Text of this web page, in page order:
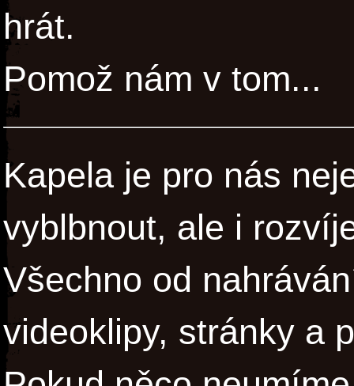
hrát.
Pomož nám v tom...
Kapela je pro nás
vyblbnout, ale i
Všechno od
videoklipy, stránky a